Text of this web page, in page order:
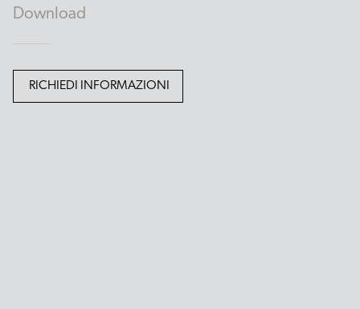
Download
RICHIEDI INFORMAZIONI